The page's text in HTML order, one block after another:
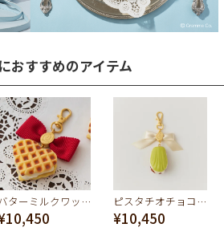
おすすめのアイテム
バターミルクワッフル バッグチャーム ピスタチオチョコレートマドレーヌ バッグチャーム
¥10,450